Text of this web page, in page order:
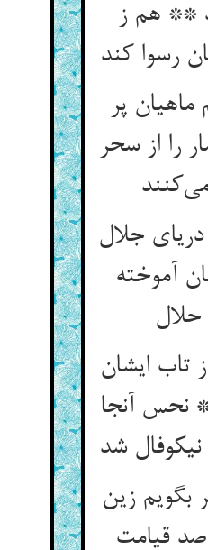
** هم ز
رسوا کند
ماهیان پر
را از سحر
دریای جلال
آموخته
تاب ایشان
نحس آنجا
شد
بگویم زین
قیامت